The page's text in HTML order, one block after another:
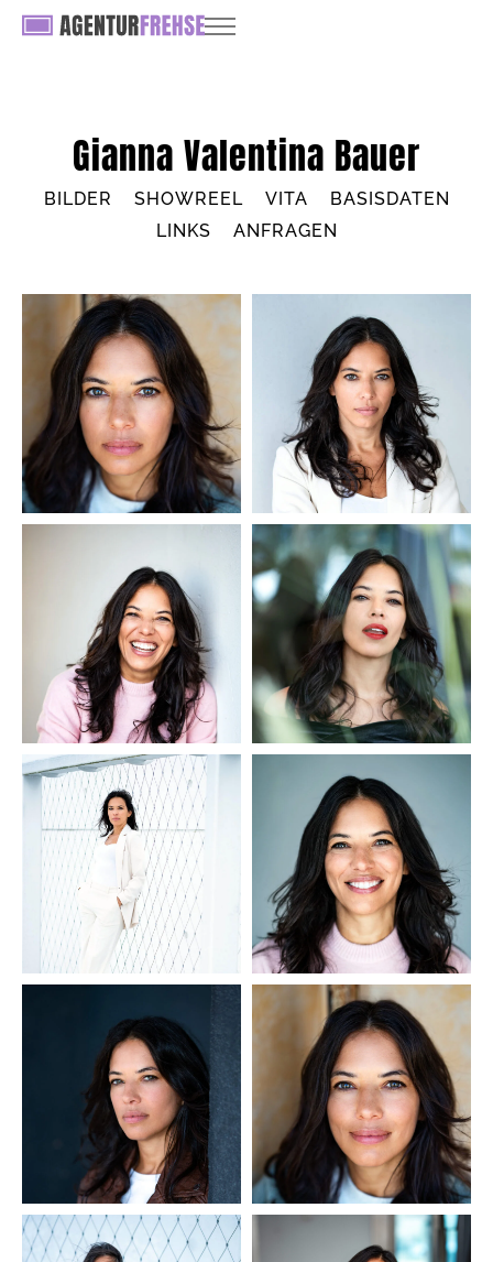
Gianna Valentina Bauer
BILDER SHOWREEL VITA
BASISDATEN
LINKS
ANFRAGEN